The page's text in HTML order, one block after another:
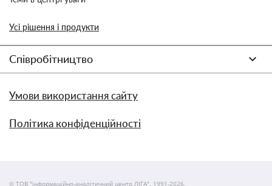
Усі рішення і продукти
Співробітництво
Умови використання сайту
Політика конфіденційності
© ТОВ "інформаційно-аналітичний центр ЛІГА", 1991-2026.